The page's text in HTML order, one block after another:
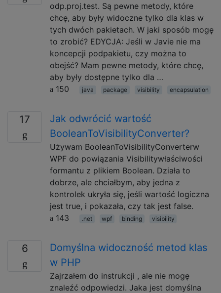
odp.proj.test. Są pewne metody, które
chcę, aby były widoczne tylko dla klas w
tych dwóch pakietach. W jaki sposób mogę
to zrobić? EDYCJA: Jeśli w Javie nie ma
koncepcji podpakietu, czy można to
obejść? Mam pewne metody, które chcę,
aby były dostępne tylko dla …
150
java package visibility encapsulation
17
Jak odwrócić wartość
BooleanToVisibilityConverter?
Używam BooleanToVisibilityConverterw
WPF do powiązania Visibilitywłaściwości
formantu z plikiem Boolean. Działa to
dobrze, ale chciałbym, aby jedna z
kontrolek ukryła się, jeśli wartość logiczna
jest true, i pokazała, czy tak jest false.
143
.net wpf binding visibility
6
Domyślna widoczność metod klas
w PHP
Zajrzałem do instrukcji , ale nie mogę
znaleźć odpowiedzi. Jaka jest domyślna